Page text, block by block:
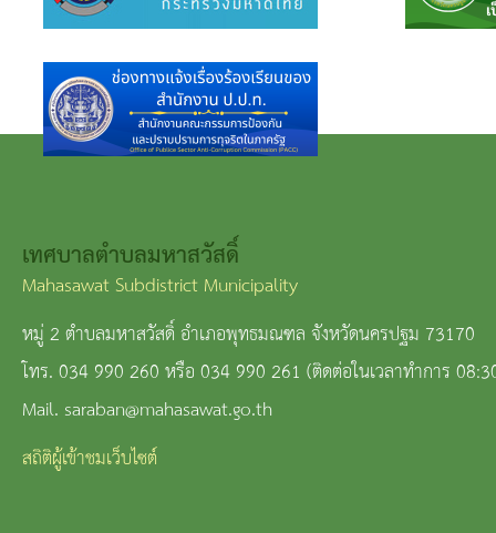
เทศบาลตำบลมหาสวัสดิ์
Mahasawat Subdistrict Municipality
หมู่ 2 ตำบลมหาสวัสดิ์ อำเภอพุทธมณฑล จังหวัดนครปฐม 73170
โทร. 034 990 260 หรือ 034 990 261 (ติดต่อในเวลาทำการ
Mail. saraban@mahasawat.go.th
สถิติผู้เข้าชมเว็บไซต์